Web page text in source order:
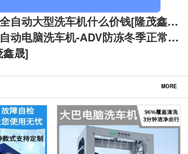
自动大型洗车机什么价钱[隆茂鑫
动电脑洗车机-ADV防冻冬季正常使
晟]
MORE